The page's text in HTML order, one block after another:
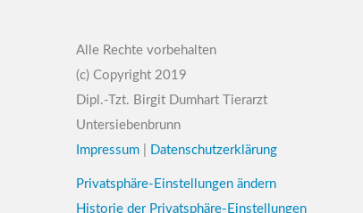
Alle Rechte vorbehalten
(c) Copyright 2019
Dipl.-Tzt. Birgit Dumhart Tierarzt
Untersiebenbrunn
Impressum
Datenschutzerklärung
Privatsphäre-Einstellungen ändern
Historie der Privatsphäre-Einstellungen